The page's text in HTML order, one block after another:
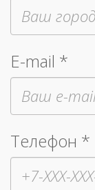
E-mail *
Телефон *